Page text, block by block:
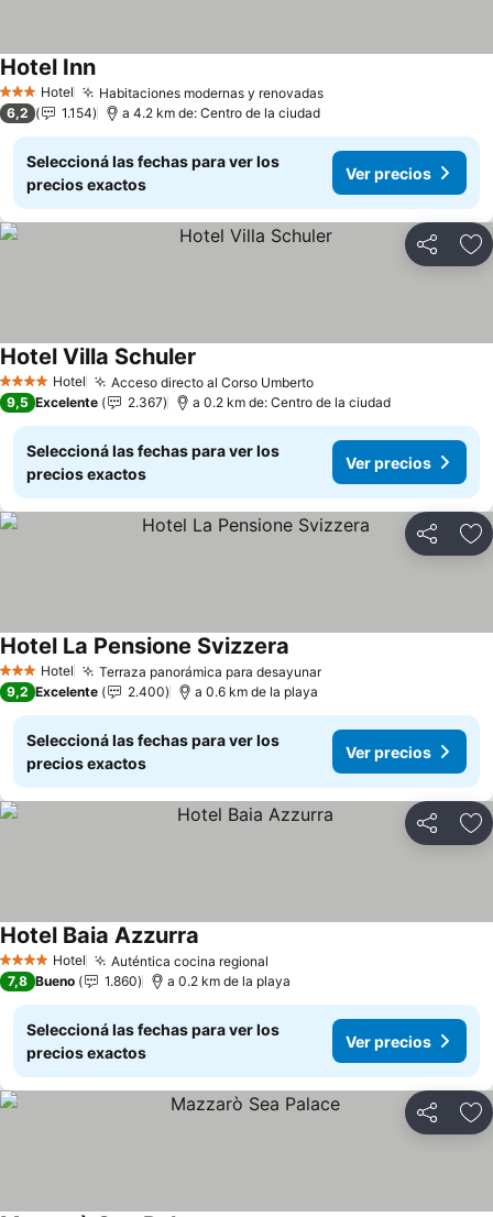
3 Estrellas
Hotel Habitaciones modernas y renovadas
Hotel Inn
6,2 1.154 a 4.2 km de: Centro de la ciudad
Seleccioná las fechas para ver los
precios exactos
Ver precios
Compartir
4 EstrellasHotel Acceso directo al Corso Umberto
Hotel Villa Schuler
9,5 Excelente 2.367 a 0.2 km de: Centro de la ciudad
Seleccioná las fechas para ver los
precios exactos
Ver precios
Compartir
3 Estrellas
Hotel Terraza panorámica para desayunar
Hotel La Pensione Svizzera
9,2 Excelente 2.400 a 0.6 km de la playa
Seleccioná las fechas para ver los
precios exactos
Ver precios
Compartir
4 EstrellasHotel Auténtica cocina regional
Hotel Baia Azzurra
7,8 Bueno 1.860 a 0.2 km de la playa
Seleccioná las fechas para ver los
precios exactos
Ver precios
Compartir